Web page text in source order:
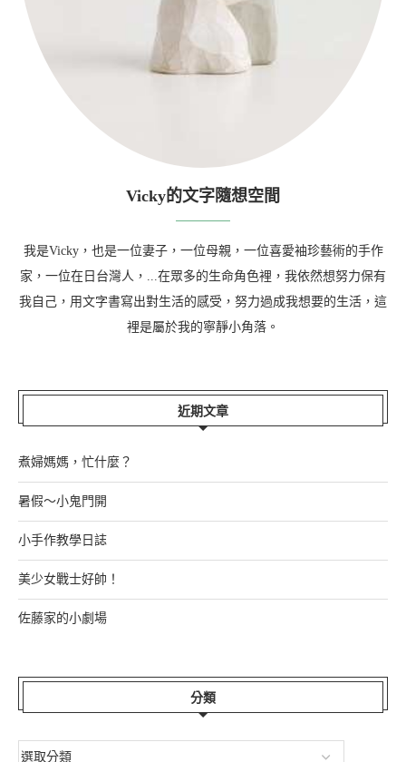
Vicky的文字隨想空間
我是Vicky，也是一位妻子，一位母親，一位喜愛袖珍藝術的手作
家，一位在日台灣人，...在眾多的生命角色裡，我依然想努力保有
我自己，用文字書寫出對生活的感受，努力過成我想要的生活，這
裡是屬於我的寧靜小角落。
近期文章
煮婦媽媽，忙什麼？
暑假～小鬼門開
小手作教學日誌
美少女戰士好帥！
佐藤家的小劇場
分類